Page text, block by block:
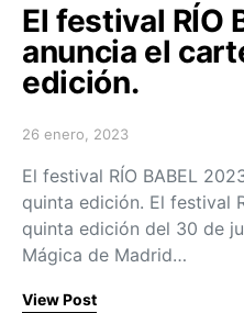
El festival RÍO
anuncia el
edición.
Posted on
26 enero, 2023
El festival RÍO BABEL
quinta edición. El festival
quinta edición del 30 de
Mágica de Madrid…
View Post